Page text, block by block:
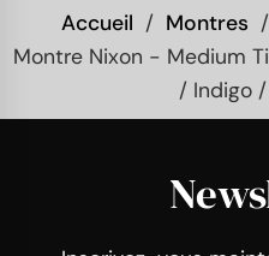
Accueil Montres
Montre Nixon - Medium
/ Indigo